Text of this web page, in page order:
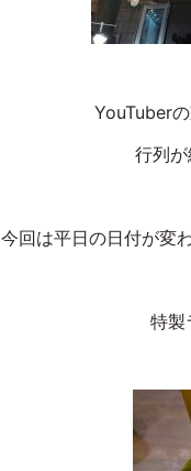
YouTuber
行列
今回は平日の日付が変
特製